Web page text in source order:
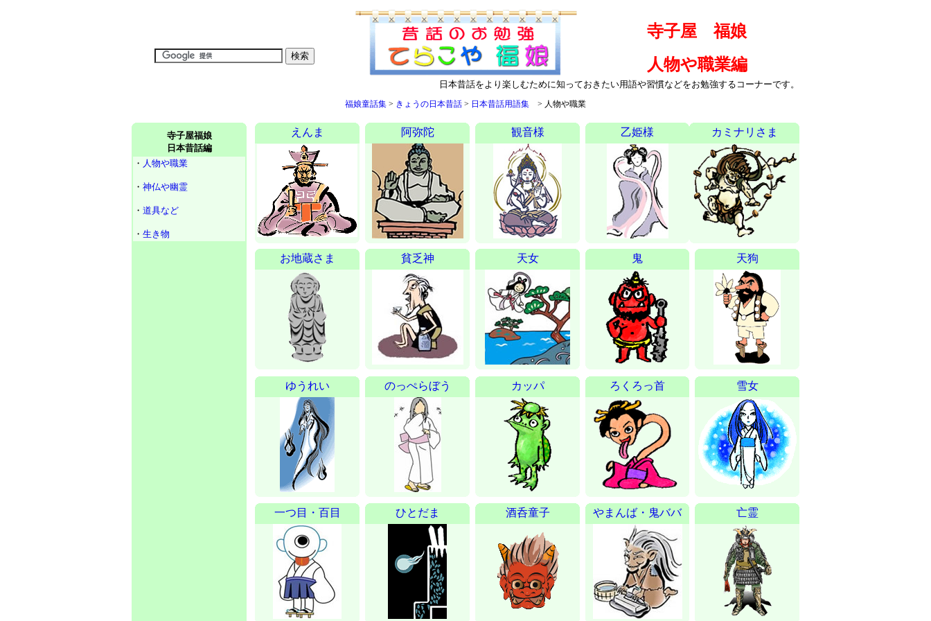
寺子屋 福娘
人物や職業編
日本昔話をより楽しむために知っておきたい用語や習慣などをお勉強するコーナーです。
福娘童話集 > きょうの日本昔話 > 日本昔話用語集 > 人物や職業
寺子屋福娘
日本昔話編
・ 人物や職業
・ 神仏や幽霊
・ 道具など
・ 生き物
えんま 阿弥陀 観音様 乙姫様 カミナリさま
お地蔵さま 貧乏神 天女 鬼 天狗
ゆうれい のっぺらぼう カッパ ろくろっ首 雪女
一つ目・百目 ひとだま 酒呑童子 やまんば・鬼ババ 亡霊